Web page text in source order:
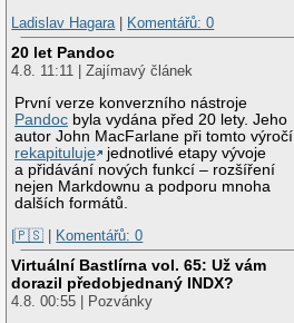
Ladislav Hagara| Komentářů: 0
20 let Pandoc
4.8. 11:11 | Zajímavý článek
První verze konverzního nástroje
Pandoc byla vydána před 20 lety. Jeho
autor John MacFarlane při tomto výročí
rekapituluje
jednotlivé etapy vývoje
a přidávání nových funkcí – rozšíření
nejen Markdownu a podporu mnoha
dalších formátů.
|🇵🇸
Komentářů: 0
Virtuální Bastlírna vol. 65: Už vám
dorazil předobjednaný INDX?
4.8. 00:55 | Pozvánky